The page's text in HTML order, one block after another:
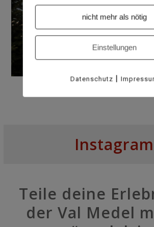
Instagram
Teile deine
der Val Medel
nicht mehr als nötig
Einstellungen
Datenschutz |